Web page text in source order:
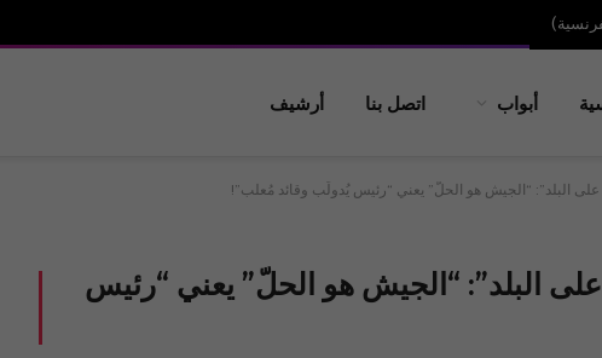
)
أبواب اتصل بنا أرشيف
البلد”: “الجيش هو الحلّ” يعني “رئيس يُدولَب وقائد مُعلب”!
البلد”: “الجيش هو الحلّ” يعني “رئيس